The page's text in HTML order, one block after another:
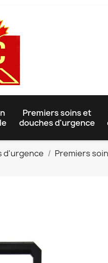
Premiers soins et
douches d'urgence
d'urgence Premiers